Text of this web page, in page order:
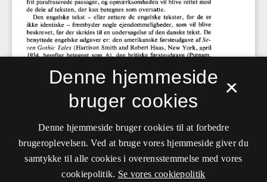
×
Denne hjemmeside
bruger cookies
Denne hjemmeside bruger cookies til at forbedre
brugeroplevelsen. Ved at bruge vores hjemmeside giver du
samtykke til alle cookies i overensstemmelse med vores
cookiepolitik. Se vores cookiepolitik